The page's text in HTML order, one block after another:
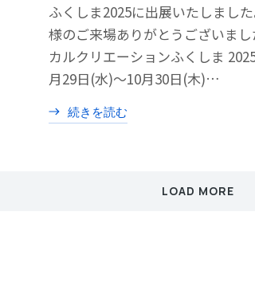
ふくしま2025に出展いたしまし
様のご来場ありがとうございまし
カルクリエーションふくしま
月29日(水)～10月30日(木)…
続きを読む
LOAD MORE